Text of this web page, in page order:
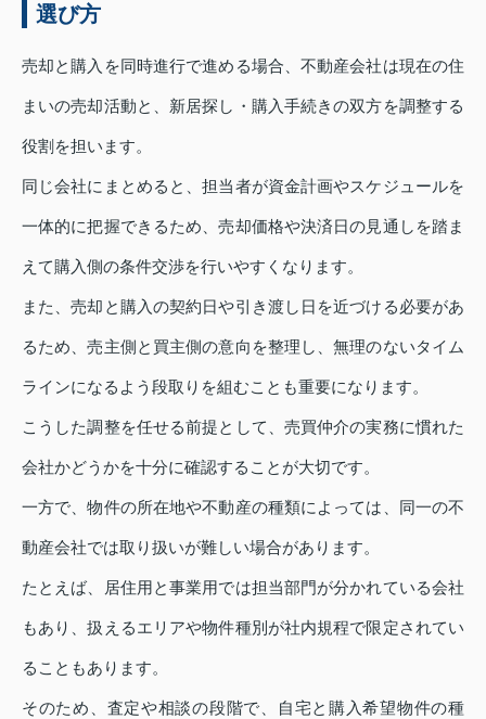
選び方
売却と購入を同時進行で進める場合、不動産会社は現在の住
まいの売却活動と、新居探し・購入手続きの双方を調整する
役割を担います。
同じ会社にまとめると、担当者が資金計画やスケジュールを
一体的に把握できるため、売却価格や決済日の見通しを踏ま
えて購入側の条件交渉を行いやすくなります。
また、売却と購入の契約日や引き渡し日を近づける必要があ
るため、売主側と買主側の意向を整理し、無理のないタイム
ラインになるよう段取りを組むことも重要になります。
こうした調整を任せる前提として、売買仲介の実務に慣れた
会社かどうかを十分に確認することが大切です。
一方で、物件の所在地や不動産の種類によっては、同一の不
動産会社では取り扱いが難しい場合があります。
たとえば、居住用と事業用では担当部門が分かれている会社
もあり、扱えるエリアや物件種別が社内規程で限定されてい
ることもあります。
そのため、査定や相談の段階で、自宅と購入希望物件の種